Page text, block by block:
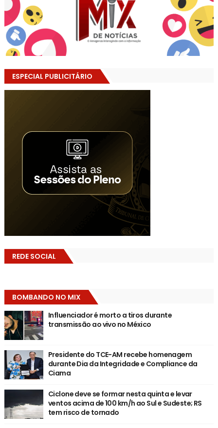
ESPECIAL PUBLICITÁRIO
REDE SOCIAL
BOMBANDO NO MIX
Influenciador é morto a tiros durante
transmissão ao vivo no México
Presidente do TCE-AM recebe homenagem
durante Dia da Integridade e Compliance da
Ciama
Ciclone deve se formar nesta quinta e levar
ventos acima de 100 km/h ao Sul e Sudeste; RS
tem risco de tornado